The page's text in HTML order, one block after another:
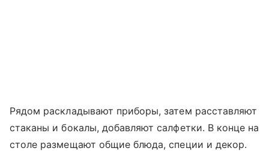
Рядом раскладывают приборы, затем расставляют
стаканы и бокалы, добавляют салфетки. В конце на
столе размещают общие блюда, специи и декор.